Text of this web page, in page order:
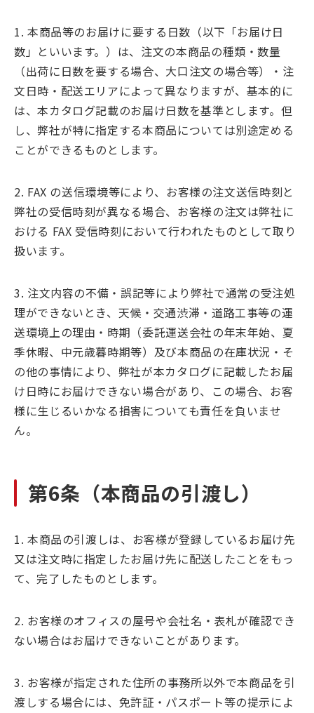
1. 本商品等のお届けに要する日数（以下「お届け日
数」といいます。）は、注文の本商品の種類・数量
（出荷に日数を要する場合、大口注文の場合等）・注
文日時・配送エリアによって異なりますが、基本的に
は、本カタログ記載のお届け日数を基準とします。但
し、弊社が特に指定する本商品については別途定める
ことができるものとします。
2. FAX の送信環境等により、お客様の注文送信時刻と
弊社の受信時刻が異なる場合、お客様の注文は弊社に
おける FAX 受信時刻において行われたものとして取り
扱います。
3. 注文内容の不備・誤記等により弊社で通常の受注処
理ができないとき、天候・交通渋滞・道路工事等の運
送環境上の理由・時期（委託運送会社の年末年始、夏
季休暇、中元歳暮時期等）及び本商品の在庫状況・そ
の他の事情により、弊社が本カタログに記載したお届
け日時にお届けできない場合があり、この場合、お客
様に生じるいかなる損害についても責任を負いませ
ん。
第6条（本商品の引渡し）
1. 本商品の引渡しは、お客様が登録しているお届け先
又は注文時に指定したお届け先に配送したことをもっ
て、完了したものとします。
2. お客様のオフィスの屋号や会社名・表札が確認でき
ない場合はお届けできないことがあります。
3. お客様が指定された住所の事務所以外で本商品を引
渡しする場合には、免許証・パスポート等の提示によ